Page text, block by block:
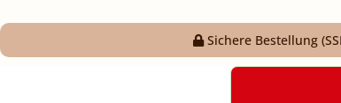
Sichere Bestellung